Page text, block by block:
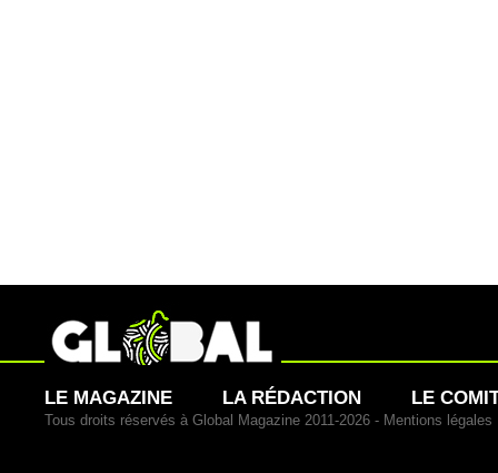
LE MAGAZINE LA RÉDACTION LE
Tous droits réservés à Global Magazine 2011-2026 - Mentions légales